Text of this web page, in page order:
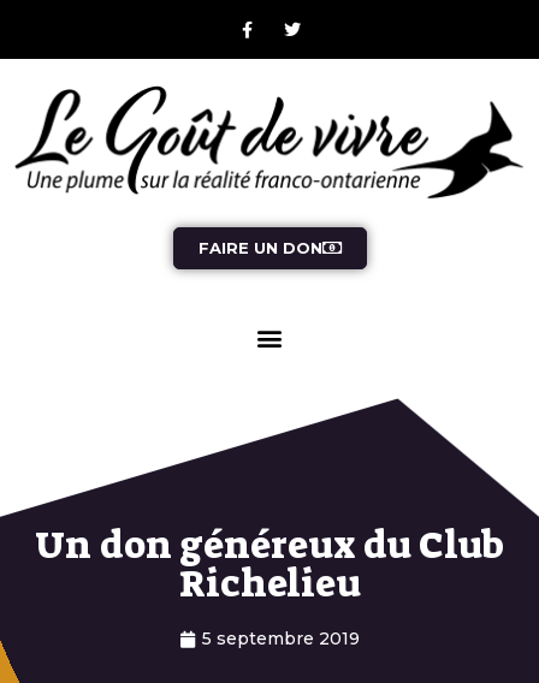
FAIRE UN DON
Un don généreux du Club
Richelieu
5 septembre 2019